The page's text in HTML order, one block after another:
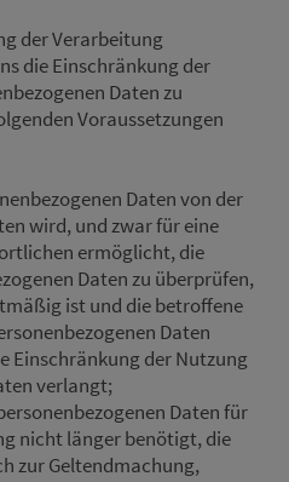
der Verarbeitung
die Einschränkung der
Daten zu
Voraussetzungen
Daten von der
wird, und zwar für eine
ermöglicht, die
Daten zu überprüfen,
ist und die betroffene
Daten
Einschränkung der Nutzung
verlangt;
Daten für
nicht länger benötigt, die
zur Geltendmachung,